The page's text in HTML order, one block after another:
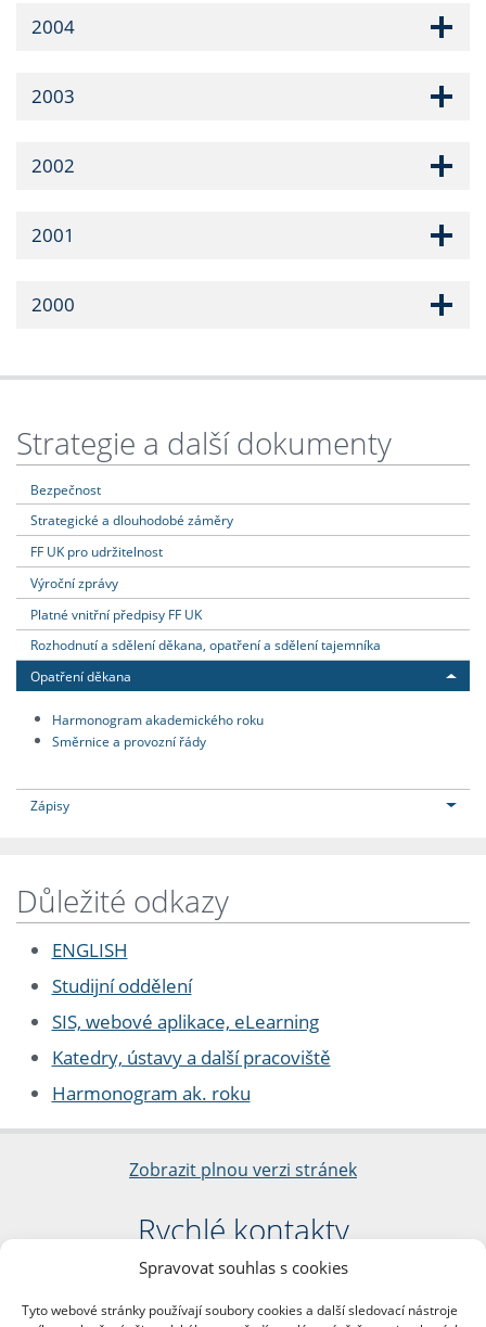
Spravovat souhlas s cookies
Tyto webové stránky používají soubory cookies a další sledovací nástroje
2004
2003
2002
2001
2000
Strategie a další dokumenty
Bezpečnost
Strategické a dlouhodobé záměry
FF UK pro udržitelnost
Výroční zprávy
Platné vnitřní předpisy FF UK
Rozhodnutí a sdělení děkana, opatření a sdělení tajemníka
Opatření děkana
Harmonogram akademického roku
Směrnice a provozní řády
Zápisy
Důležité odkazy
ENGLISH
Studijní oddělení
SIS, webové aplikace, eLearning
Katedry, ústavy a další pracoviště
Harmonogram ak. roku
Zobrazit plnou verzi stránek
Rychlé kontakty
Filozofická fakulta
nám. Jana Palacha 1/2